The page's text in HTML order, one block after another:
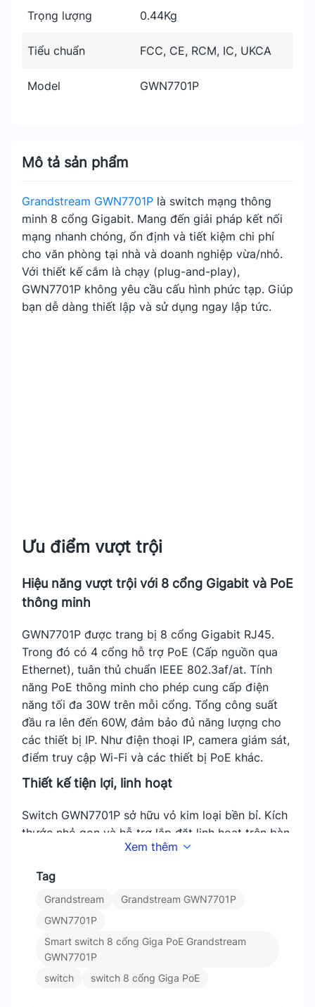
Mô tả sản phẩm
Grandstream GWN7701P là switch mạng thông
minh 8 cổng Gigabit. Mang đến giải pháp kết nối
mạng nhanh chóng, ổn định và tiết kiệm chi phí
cho văn phòng tại nhà và doanh nghiệp vừa/nhỏ.
Với thiết kế cắm là chạy (plug-and-play),
GWN7701P không yêu cầu cấu hình phức tạp. Giúp
bạn dễ dàng thiết lập và sử dụng ngay lập tức.
Ưu điểm vượt trội
Hiệu năng vượt trội với 8 cổng Gigabit và PoE
thông minh
GWN7701P được trang bị 8 cổng Gigabit RJ45.
Trong đó có 4 cổng hỗ trợ PoE (Cấp nguồn qua
Ethernet), tuân thủ chuẩn IEEE 802.3af/at. Tính
năng PoE thông minh cho phép cung cấp điện
năng tối đa 30W trên mỗi cổng. Tổng công suất
đầu ra lên đến 60W, đảm bảo đủ năng lượng cho
các thiết bị IP. Như điện thoại IP, camera giám sát,
điểm truy cập Wi-Fi và các thiết bị PoE khác.
Thiết kế tiện lợi, linh hoạt
Switch GWN7701P sở hữu vỏ kim loại bền bỉ. Kích
thước nhỏ gọn và hỗ trợ lắp đặt linh hoạt trên bàn
làm việc hoặc gắn tường. Đèn LED trực quan trên
mỗi cổng giúp người dùng dễ dàng kiểm tra trạng
thái liên kết và hoạt động mạng.
Công nghệ Auto MDI/MDIX giúp loại bỏ nhu
cầu sử dụng cáp chéo, tăng tính tiện lợi.
Hỗ trợ tự động điều chỉnh tốc độ kết nối cho
Xem thêm
Tag
Grandstream
Grandstream GWN7701P
GWN7701P
Smart switch 8 cổng Giga PoE Grandstream
GWN7701P
switch
switch 8 cổng Giga PoE
Trọng lượng 0.44Kg
Tiểu chuẩn FCC, CE, RCM, IC, UKCA
Model GWN7701P